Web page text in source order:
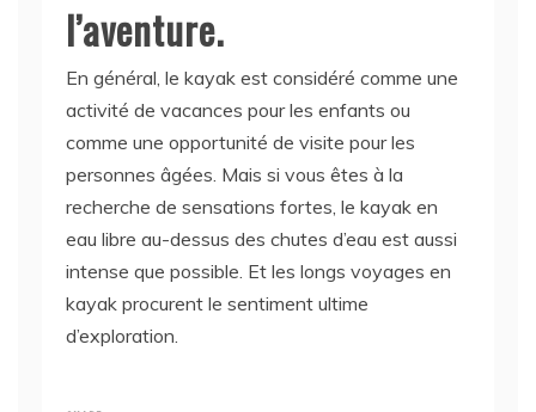
l’aventure.
En général, le kayak est considéré comme une
activité de vacances pour les enfants ou
comme une opportunité de visite pour les
personnes âgées. Mais si vous êtes à la
recherche de sensations fortes, le kayak en
eau libre au-dessus des chutes d’eau est aussi
intense que possible. Et les longs voyages en
kayak procurent le sentiment ultime
d’exploration.